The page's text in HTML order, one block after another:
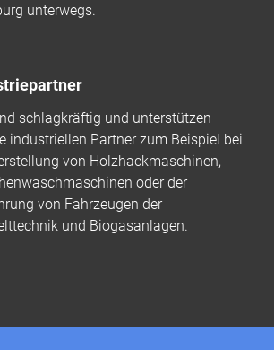
unterwegs.
schlagkräftig und unterstützen
industriellen Partner zum Beispiel bei
von Holzhackmaschinen,
oder der
von Fahrzeugen der
und Biogasanlagen.